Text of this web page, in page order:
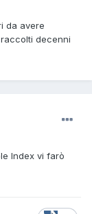
da avere
decenni
Index vi farò